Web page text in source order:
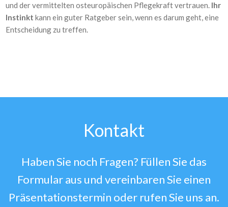
und der vermittelten osteuropäischen Pflegekraft vertrauen. Ihr
Instinkt kann ein guter Ratgeber sein, wenn es darum geht, eine
Entscheidung zu treffen.
Kontakt
Haben Sie noch Fragen? Füllen Sie das
Formular aus und vereinbaren Sie einen
Präsentationstermin oder rufen Sie uns an.